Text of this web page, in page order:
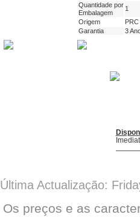
Quantidade por
Embalagem
1
Origem
PRC
Garantia
3
Última Actualização:
Os preços e as